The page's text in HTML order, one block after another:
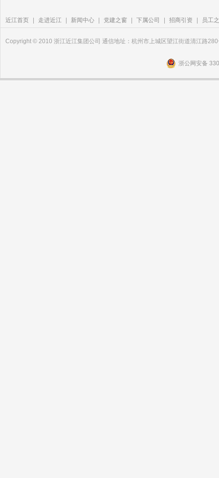
近江首页 走进近江 新闻中心 党建之窗 下属公司 招商引资 员工
Copyright © 2010 浙江近江集团公司 通信地址：杭州市上城区望江街道清江路
浙公网安备